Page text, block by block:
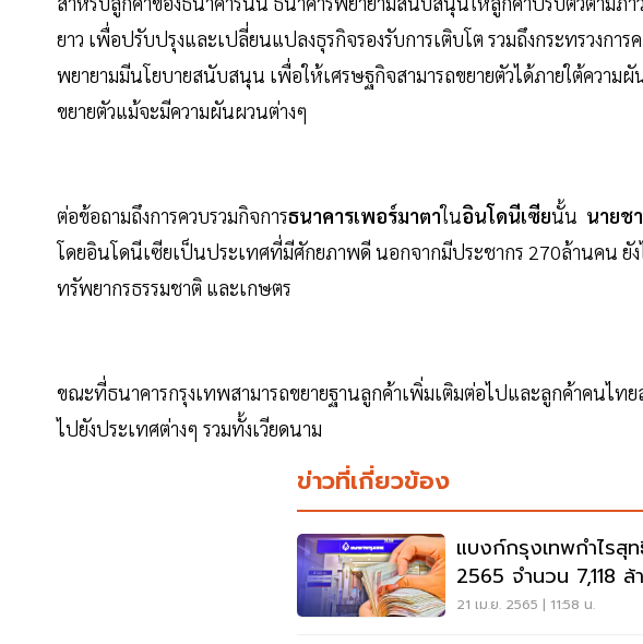
ยาว เพื่อปรับปรุงและเปลี่ยนแปลงธุรกิจรองรับการเติบโต รวมถึงกระทรวงการ
พยายามมีนโยบายสนับสนุน เพื่อให้เศรษฐกิจสามารถขยายตัวได้ภายใต้ควา
ขยายตัวแม้จะมีความผันผวนต่างๆ
ต่อข้อถามถึงการควบรวมกิจการธนาคารเพอร์มาตาในอินโดนีเซียนั้น นายช
โดยอินโดนีเซียเป็นประเทศที่มีศักยภาพดี นอกจากมีประชากร 270ล้านคน ยั
ทรัพยากรธรรมชาติ และเกษตร
ขณะที่ธนาคารกรุงเทพสามารถขยายฐานลูกค้าเพิ่มเติมต่อไปและลูกค้าคนไทย
ไปยังประเทศต่างๆ รวมทั้งเวียดนาม
ข่าวที่เกี่ยวข้อง
แบงก์กรุงเทพกำไรสุท
2565 จำนวน 7,118 ล้
21 เม.ย. 2565 | 11:58 น.